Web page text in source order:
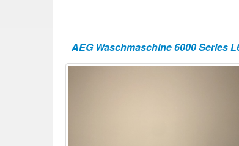
AEG Waschmaschine 6000 Series